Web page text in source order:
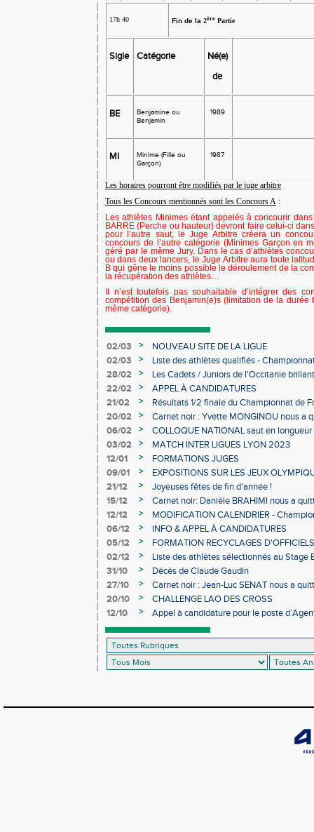
17h 40 Fin de la 2ère Partie
Sigle Catégorie
Né(e)
de
BE
Benjamine ou
Benjamin
1989
MI
Minime (Fille ou
Garçon)
1987
Les horaires pourront être modifiés par le juge arbitre
Tous les Concours mentionnés sont les Concours A :
Les athlètes Minimes étant appelés à concourir
BARRE (Perche ou hauteur) devront faire celui-ci
pour l’autre saut, le Juge Arbitre créera un
concours de l’autre catégorie (Minimes Garçon en
géré par le même Jury. Dans le cas d’athlètes
ou dans deux lancers, le Juge Arbitre aura toute
B qui gêne le moins possible le déroulement de la
la récupération des athlètes…
Il n’est toutefois pas souhaitable d’intégrer des
compétition des Benjamin(e)s (limitation de la durée
même catégorie).
02/03 >
NOUVEAU SITE DE LA LIGUE
02/03
>
Liste des athlètes qualifiés -
Individuels en salle
28/02 >
Les Cadets / Juniors de l'Occitanie
22/02
>
APPEL À CANDIDATURES
21/02
>
Résultats 1/2 finale du Championnat de
20/02
>
Carnet noir : Yvette MONGINOU nous a
06/02
>
COLLOQUE NATIONAL saut en
03/02
>
MATCH INTER LIGUES LYON 2023
12/01
>
FORMATIONS JUGES
09/01
>
EXPOSITIONS SUR LES JEUX
21/12
>
Joyeuses fêtes de fin d'année !
15/12
>
Carnet noir: Danièle BRAHIMI nous a
12/12
>
MODIFICATION CALENDRIER -
06/12
>
INFO & APPEL À CANDIDATURES
05/12
>
FORMATION RECYCLAGES D'OFFICIELS
02/12
>
Liste des athlètes sélectionnés au Stage
31/10
>
Décès de Claude Gaudin
27/10
>
Carnet noir : Jean-Luc SENAT nous a
20/10
>
CHALLENGE LAO DES CROSS
12/10
>
Appel à candidature pour le poste